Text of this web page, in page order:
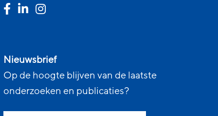
Nieuwsbrief
Op de hoogte blijven van de laatste
onderzoeken en publicaties?